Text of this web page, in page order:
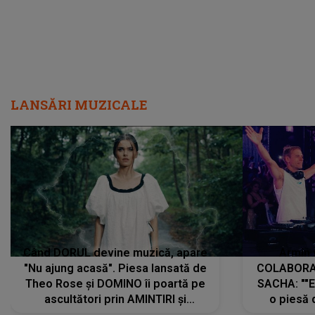
LANSĂRI MUZICALE
Când DORUL devine muzică, apare
"Nu ajung acasă". Piesa lansată de
Theo Rose și DOMINO îi poartă pe
ascultători prin AMINTIRI și
SACHA:
o piesă